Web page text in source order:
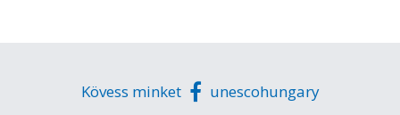
Kövess minket unescohungary